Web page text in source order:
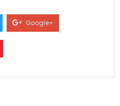
Google+